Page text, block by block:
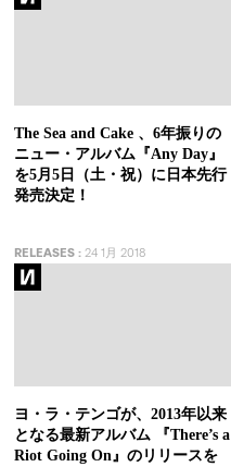
The Sea and Cake 、6年振りの
ニュー・アルバム『Any Day』
を5月5日（土・祝）に日本先行
発売決定！
RELEASES : 24 1月 2018
ヨ・ラ・テンゴが、2013年以来
となる最新アルバム 『There’s a
Riot Going On』のリリースを